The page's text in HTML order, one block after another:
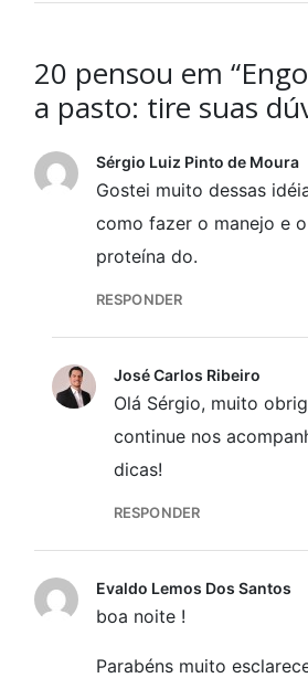
20 pensou em
a pasto: tire suas
Sérgio Luiz Pinto de Moura
Gostei muito dessas
como fazer o manejo e
proteína do.
RESPONDER
José Carlos Ribeiro
Olá Sérgio, muito
continue nos
dicas!
RESPONDER
Evaldo Lemos Dos Santos
boa noite !
Parabéns muito